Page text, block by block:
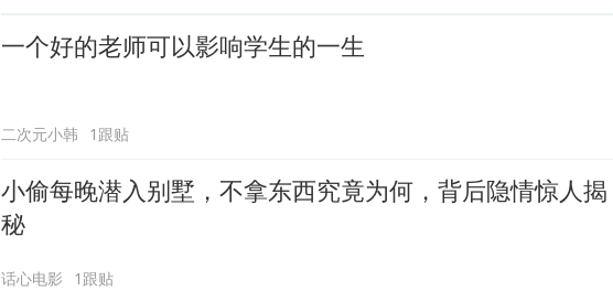
一个好的老师可以影响学生的一生
二次元小韩 1跟贴
小偷每晚潜入别墅，不拿东西究竟为何，背后隐情惊人揭
秘
话心电影 1跟贴